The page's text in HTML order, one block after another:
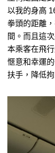
以我的身高
拳頭的距離
間。而且這
本乘客在飛
愜意和幸運
扶手，降低拘